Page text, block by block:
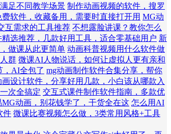
足不同教学场景 制作动画视频的软件，搜罗
软件，收藏备用，需要时直接打开用 MG动
互需求的工具推荐 不想露脸讲课？教你怎么
选推荐，几款好用工具，适合零基础用户 新
做课从此更简单 动画科普视频用什么软件做
群 微课AI人物说话，如何让虚拟人更有亲和
，AI全包了 mg动画制作软件合集分享，帮你
画设计软件，分享好用几款，小白该从哪款入
次全搞定 交互式课件制作软件指南，多款优
动画，别花钱学了，干货全在这 怎么用AI
件 微课比赛视频怎么做，3类常用风格+工具